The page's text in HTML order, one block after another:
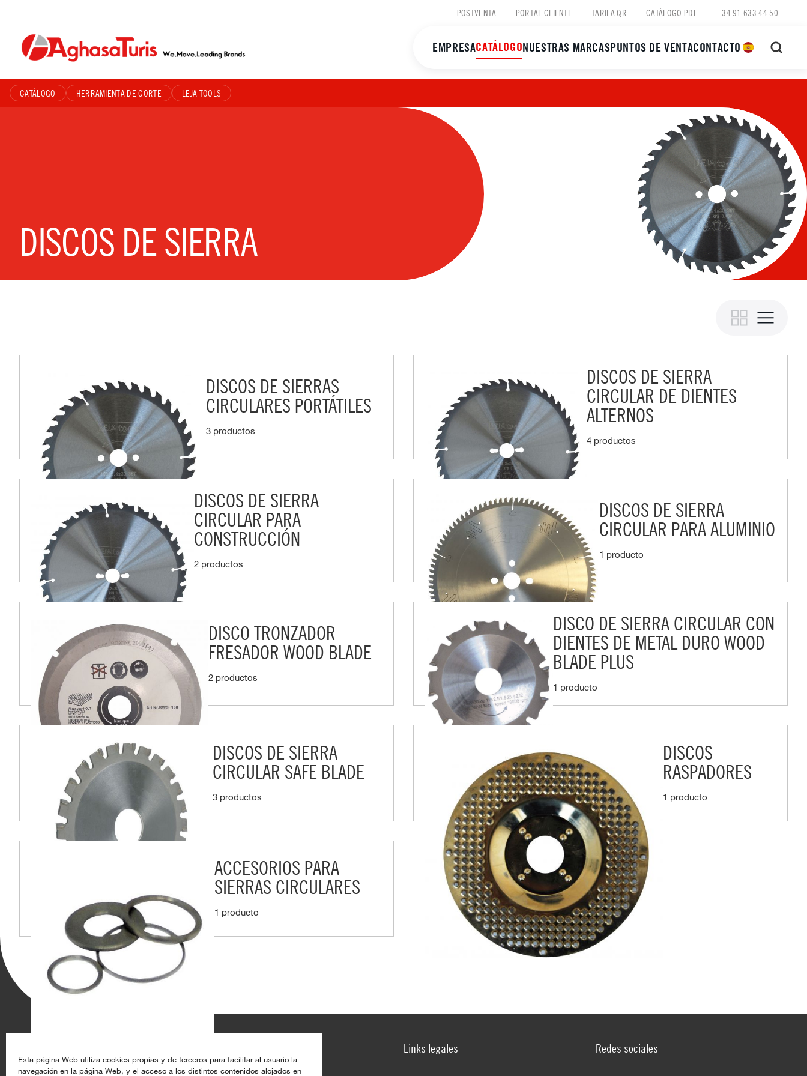
Esta página Web utiliza cookies propias y de terceros para facilitar al usuario la
navegación en la página Web, y el acceso a los distintos contenidos alojados en
content
POSTVENTA PORTAL CLIENTE TARIFA QR CATÁLOGO PDF +34 91 633 44 50
EMPRESACATÁLOGONUESTRAS MARCASPUNTOS DE VENTACONTACTO
CATÁLOGO HERRAMIENTA DE CORTE LEJA TOOLS
DISCOS DE SIERRA
DISCOS DE SIERRAS
CIRCULARES PORTÁTILES
3 productos
DISCOS DE SIERRA
CIRCULAR DE DIENTES
ALTERNOS
4 productos
DISCOS DE SIERRA
CIRCULAR PARA
CONSTRUCCIÓN
2 productos
DISCOS DE SIERRA
CIRCULAR PARA ALUMINIO
1 producto
DISCO TRONZADOR
FRESADOR WOOD BLADE
2 productos
DISCO DE SIERRA CIRCULAR CON
DIENTES DE METAL DURO WOOD
BLADE PLUS
1 producto
DISCOS DE SIERRA
CIRCULAR SAFE BLADE
3 productos
DISCOS
RASPADORES
1 producto
ACCESORIOS PARA
SIERRAS CIRCULARES
1 producto
Links legales Redes sociales